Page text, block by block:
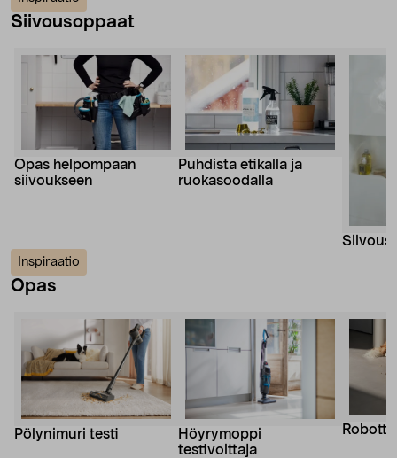
Siivousoppaat
Opas helpompaan
siivoukseen
Puhdista etikalla ja
ruokasoodalla
Siivous
Inspiraatio
Opas
Pölynimuri testi
Höyrymoppi
testivoittaja